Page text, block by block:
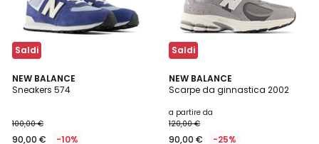
Saldi
NEW BALANCE
Sneakers 574
100,00 €
90,00 € -10%
4,2
/ 5
2
Colori
Saldi
NEW BALANCE
Scarpe da ginnastica 2002
a partire da
120,00 €
90,00 € -25%
4,8
/ 5
3
Colori